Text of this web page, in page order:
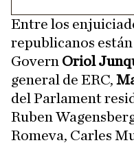
Entre los
republicanos
Govern Oriol
general de ERC,
del Parlament
Ruben
Romeva, Carles